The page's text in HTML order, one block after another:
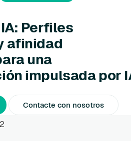
Perfiles
afinidad
una
impulsada por
Contacte con nosotros